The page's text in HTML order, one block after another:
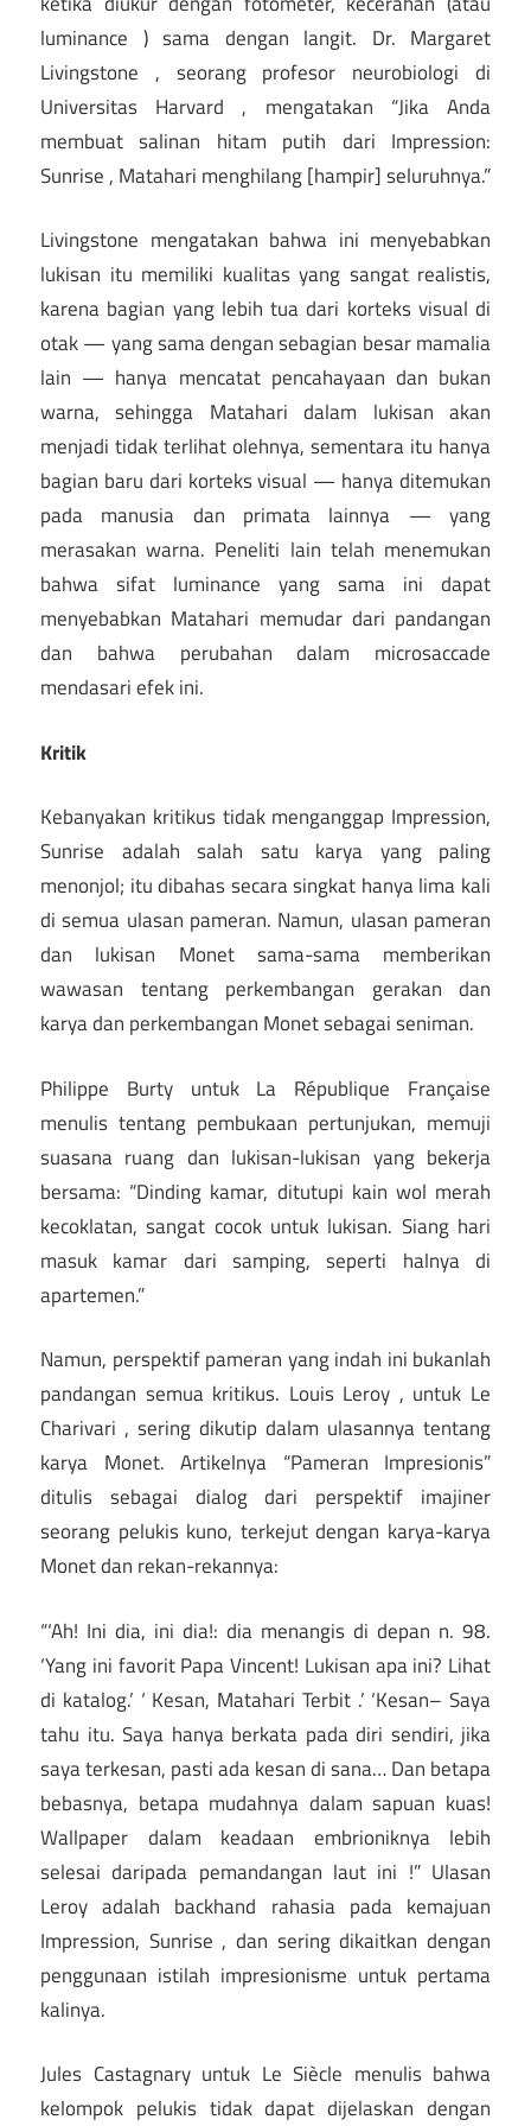
luminance ) sama dengan langit. Dr. Margaret
Livingstone , seorang profesor neurobiologi di
Universitas Harvard , mengatakan “Jika Anda
membuat salinan hitam putih dari Impression:
Sunrise , Matahari menghilang [hampir] seluruhnya.”
Livingstone mengatakan bahwa ini menyebabkan
lukisan itu memiliki kualitas yang sangat realistis,
karena bagian yang lebih tua dari korteks visual di
otak — yang sama dengan sebagian besar mamalia
lain — hanya mencatat pencahayaan dan bukan
warna, sehingga Matahari dalam lukisan akan
menjadi tidak terlihat olehnya, sementara itu hanya
bagian baru dari korteks visual — hanya ditemukan
pada manusia dan primata lainnya — yang
merasakan warna. Peneliti lain telah menemukan
bahwa sifat luminance yang sama ini dapat
menyebabkan Matahari memudar dari pandangan
dan bahwa perubahan dalam microsaccade
mendasari efek ini.
Kritik
Kebanyakan kritikus tidak menganggap Impression,
Sunrise adalah salah satu karya yang paling
menonjol; itu dibahas secara singkat hanya lima kali
di semua ulasan pameran. Namun, ulasan pameran
dan lukisan Monet sama-sama memberikan
wawasan tentang perkembangan gerakan dan
karya dan perkembangan Monet sebagai seniman.
Philippe Burty untuk La République Française
menulis tentang pembukaan pertunjukan, memuji
suasana ruang dan lukisan-lukisan yang bekerja
bersama: “Dinding kamar, ditutupi kain wol merah
kecoklatan, sangat cocok untuk lukisan. Siang hari
masuk kamar dari samping, seperti halnya di
apartemen.”
Namun, perspektif pameran yang indah ini bukanlah
pandangan semua kritikus. Louis Leroy , untuk Le
Charivari , sering dikutip dalam ulasannya tentang
karya Monet. Artikelnya “Pameran Impresionis”
ditulis sebagai dialog dari perspektif imajiner
seorang pelukis kuno, terkejut dengan karya-karya
Monet dan rekan-rekannya:
“‘Ah! Ini dia, ini dia!: dia menangis di depan n. 98.
‘Yang ini favorit Papa Vincent! Lukisan apa ini? Lihat
di katalog.’ ‘ Kesan, Matahari Terbit .’ ‘Kesan– Saya
tahu itu. Saya hanya berkata pada diri sendiri, jika
saya terkesan, pasti ada kesan di sana… Dan betapa
bebasnya, betapa mudahnya dalam sapuan kuas!
Wallpaper dalam keadaan embrioniknya lebih
selesai daripada pemandangan laut ini !” Ulasan
Leroy adalah backhand rahasia pada kemajuan
Impression, Sunrise , dan sering dikaitkan dengan
penggunaan istilah impresionisme untuk pertama
kalinya.
Jules Castagnary untuk Le Siècle menulis bahwa
kelompok pelukis tidak dapat dijelaskan dengan